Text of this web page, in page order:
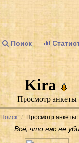
Поиск
Kira
Просмотр анкеты
Поиск Просмотр анкеты:
Всё, что нас не